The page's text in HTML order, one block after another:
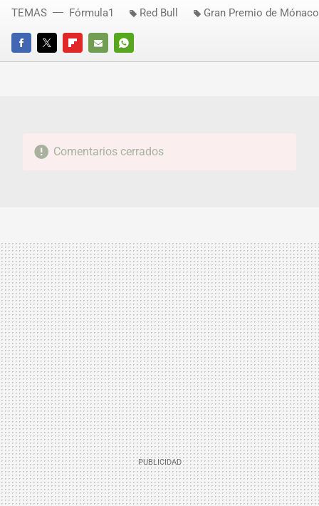
FACEBOOKTWITTERFLIPBOARD
E-
WHATSAPP
TEMAS Fórmula1 Red Bull Gran Premio de Mónaco
Comentarios cerrados